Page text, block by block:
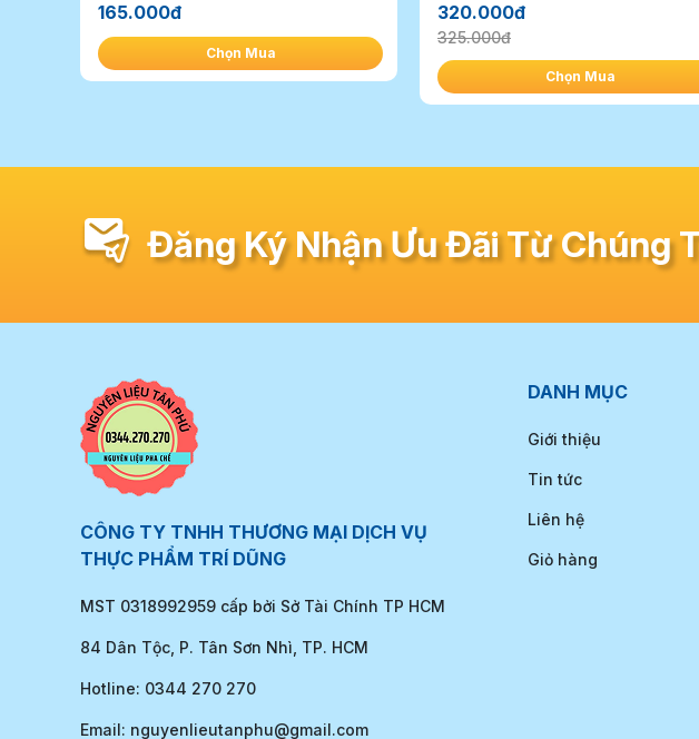
165.000đ
Chọn Mua
320.000đ
325.000đ
Chọn Mua
Đăng Ký Nhận Ưu Đãi Từ Chúng
CÔNG TY TNHH THƯƠNG MẠI DỊCH VỤ
THỰC PHẨM TRÍ DŨNG
MST 0318992959 cấp bởi Sở Tài Chính TP HCM
84 Dân Tộc, P. Tân Sơn Nhì, TP. HCM
Hotline: 0344 270 270
Email: nguyenlieutanphu@gmail.com
DANH MỤC
Giới thiệu
Tin tức
Liên hệ
Giỏ hàng